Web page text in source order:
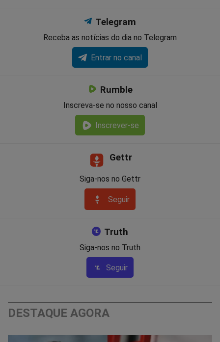
Telegram
Receba as notícias do dia no Telegram
Entrar no canal
Rumble
Inscreva-se no nosso canal
Inscrever-se
Gettr
Siga-nos no Gettr
Seguir
Truth
Siga-nos no Truth
Seguir
DESTAQUE AGORA